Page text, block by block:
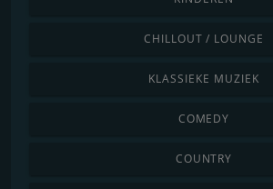
CHILLOUT / LOUNGE
KLASSIEKE MUZIEK
COMEDY
COUNTRY